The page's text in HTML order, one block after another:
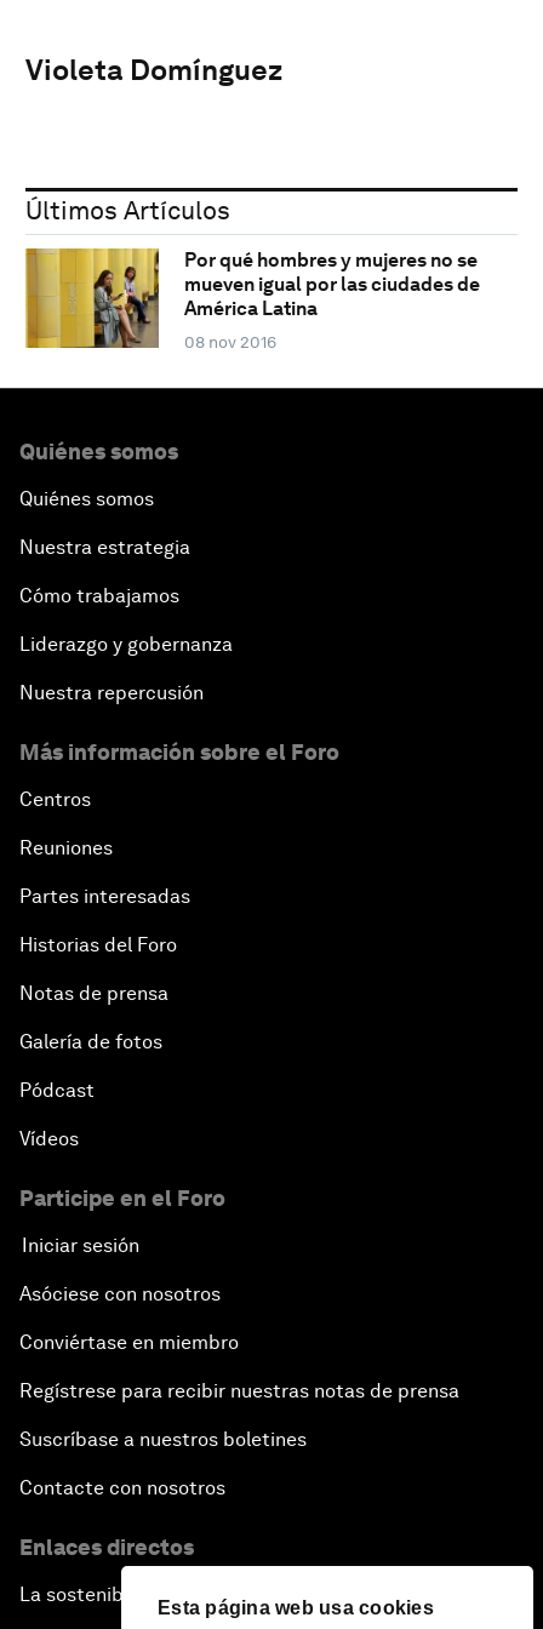
Esta página web usa cookies
Violeta Domínguez
Últimos Artículos
Por qué hombres y mujeres no se
mueven igual por las ciudades de
América Latina
08 nov 2016
Quiénes somos
Quiénes somos
Nuestra estrategia
Cómo trabajamos
Liderazgo y gobernanza
Nuestra repercusión
Más información sobre el Foro
Centros
Reuniones
Partes interesadas
Historias del Foro
Notas de prensa
Galería de fotos
Pódcast
Vídeos
Participe en el Foro
Iniciar sesión
Asóciese con nosotros
Conviértase en miembro
Regístrese para recibir nuestras notas de prensa
Suscríbase a nuestros boletines
Contacte con nosotros
Enlaces directos
La sostenibilidad en el Foro